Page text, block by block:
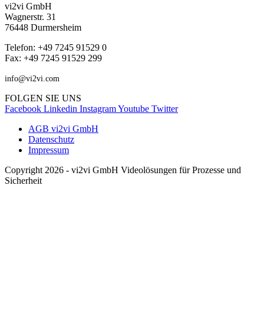
vi2vi GmbH
Wagnerstr. 31
76448 Durmersheim
Telefon: +49 7245 91529 0
Fax: +49 7245 91529 299
info@vi2vi.com
FOLGEN SIE UNS
Facebook Linkedin InstagramYoutube Twitter
AGB vi2vi GmbH
Datenschutz
Impressum
Copyright 2026 - vi2vi GmbH Videolösungen für Prozesse und
Sicherheit